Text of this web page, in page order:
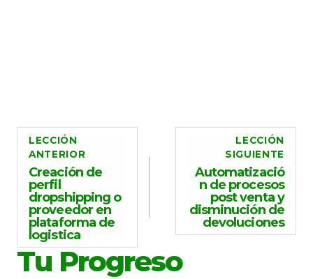
LECCIÓN
ANTERIOR
Creación de
perfil
dropshipping o
proveedor en
plataforma de
logistica
LECCIÓN
SIGUIENTE
Automatizació
n de procesos
post venta y
disminución de
devoluciones
Tu Progreso